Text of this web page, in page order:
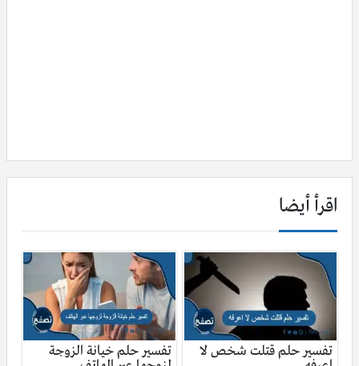
اقرأ أيضا
تفسير حلم قتلت شخص لا
تفسير حلم خيانة الزوجة